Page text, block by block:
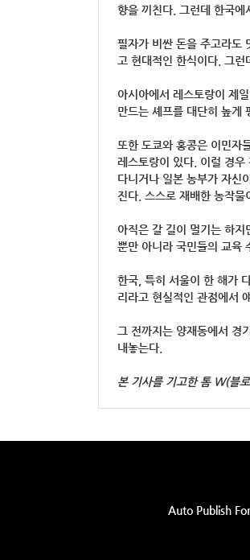
향을 끼친다. 그런데 한국에
필자가 비싼 돈을 주고라도
고 현대적인 한식이다. 그
아시아에서 레스토랑이 제
만드는 셰프를 대단히 높게
또한 도쿄와 홍콩은 이민자
레스토랑이 있다. 이럴 경
다니거나 일본 농부가 자신
진다. 스스로 재배한 농작물
아직은 갈 길이 멀기는 하
뿐만 아니라 국민들의 교육
한국, 특히 서울이 한 해가
리라고 현실적인 관점에서
그 전까지는 양재동에서 경
내놓는다.
본 기사를 기고한 톰 W(블
Auto Publish